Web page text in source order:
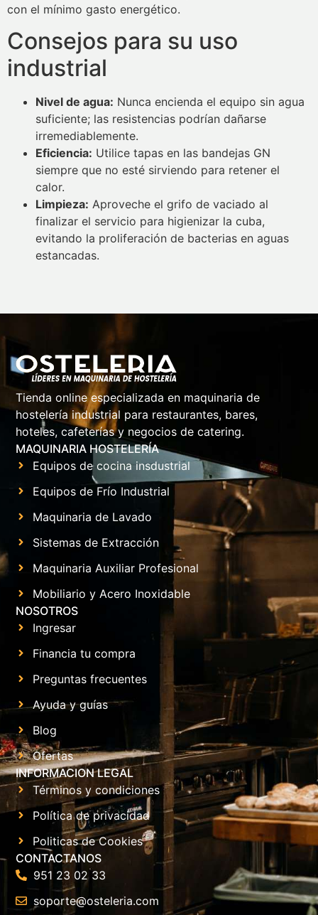
con el mínimo gasto energético.
Consejos para su uso
industrial
Nivel de agua: Nunca encienda el equipo sin agua
suficiente; las resistencias podrían dañarse
irremediablemente.
Eficiencia: Utilice tapas en las bandejas GN
siempre que no esté sirviendo para retener el
calor.
Limpieza: Aproveche el grifo de vaciado al
finalizar el servicio para higienizar la cuba,
evitando la proliferación de bacterias en aguas
estancadas.
Tienda online especializada en maquinaria de
hostelería industrial para restaurantes, bares,
hoteles, cafeterías y negocios de catering.
MAQUINARIA HOSTELERÍA
Equipos de cocina insdustrial
Equipos de Frío Industrial
Maquinaria de Lavado
Sistemas de Extracción
Maquinaria Auxiliar Profesional
Mobiliario y Acero Inoxidable
NOSOTROS
Ingresar
Financia tu compra
Preguntas frecuentes
Ayuda y guías
Blog
Ofertas
INFORMACION LEGAL
Términos y condiciones
Política de privacidad
Politicas de Cookies
CONTACTANOS
951 23 02 33
soporte@osteleria.com